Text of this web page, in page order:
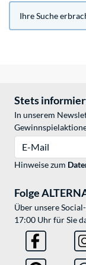
Ihre Suche
Stets
In unserem
Hinweise zum
Folge
Über unsere
17:00 Uhr für Sie